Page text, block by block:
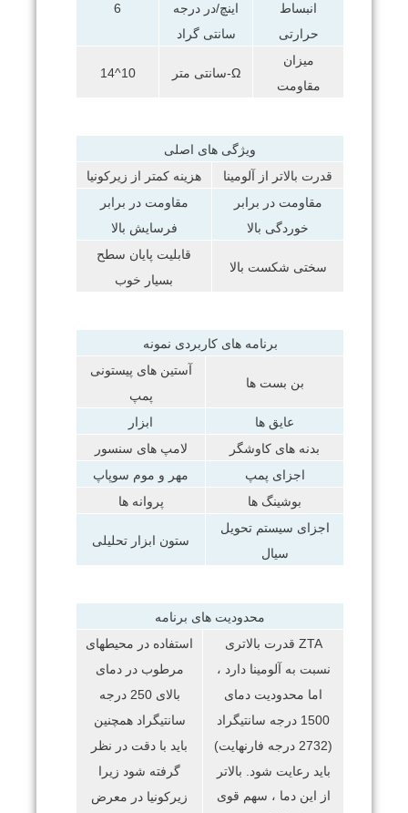
انبساط
حرارتی
اینچ/در درجه
سانتی گراد
6
میزان
مقاومت
Ω-سانتی متر 10^14
ویژگی های اصلی
قدرت بالاتر از آلومینا
هزینه کمتر از زیرکونیا
مقاومت در برابر
خوردگی بالا
مقاومت در برابر
فرسایش بالا
سختی شکست بالا
قابلیت پایان سطح
بسیار خوب
برنامه های کاربردی نمونه
بن بست ها
آستین های پیستونی
پمپ
عایق ها
ابزار
بدنه های کاوشگر
لامپ های سنسور
اجزای پمپ
مهر و موم سوپاپ
بوشینگ ها
پروانه ها
اجزای سیستم تحویل
سیال
ستون ابزار تحلیلی
محدودیت های برنامه
ZTA قدرت بالاتری
نسبت به آلومینا دارد ،
اما محدودیت دمای
1500 درجه سانتیگراد
(2732 درجه فارنهایت)
باید رعایت شود. بالاتر
از این دما ، سهم قوی
استفاده در محیطهای
مرطوب در دمای
بالای 250 درجه
سانتیگراد همچنین
باید با دقت در نظر
گرفته شود زیرا
زیرکونیا در معرض